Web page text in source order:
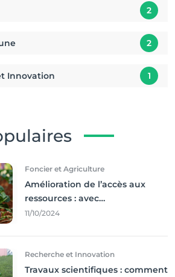
2
2
Innovation 1
Foncier et Agriculture
Amélioration de l’accès aux
ressources : avec
l'incontournable ’agriculture
11/10/2024
Recherche et Innovation
Travaux scientifiques : comment